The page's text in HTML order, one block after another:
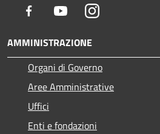
Facebook YoutubeInstagram
AMMINISTRAZIONE
Organi di Governo
Aree Amministrative
Uffici
Enti e fondazioni